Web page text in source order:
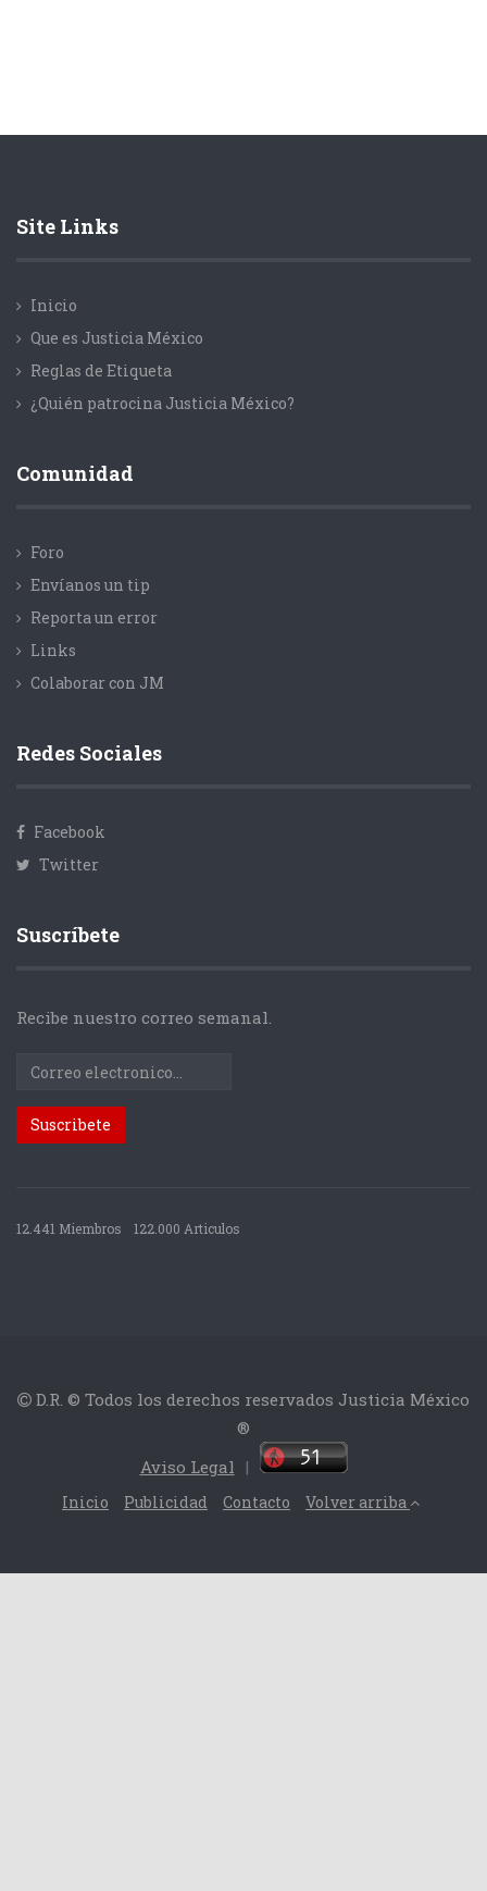
Site Links
Inicio
Que es Justicia México
Reglas de Etiqueta
¿Quién patrocina Justicia México?
Comunidad
Foro
Envíanos un tip
Reporta un error
Links
Colaborar con JM
Redes Sociales
Facebook
Twitter
Suscríbete
Recibe nuestro correo semanal.
12.441 Miembros 122.000 Articulos
D.R. © Todos los derechos reservados Justicia México
®
Aviso Legal |
Inicio Publicidad Contacto Volver arriba